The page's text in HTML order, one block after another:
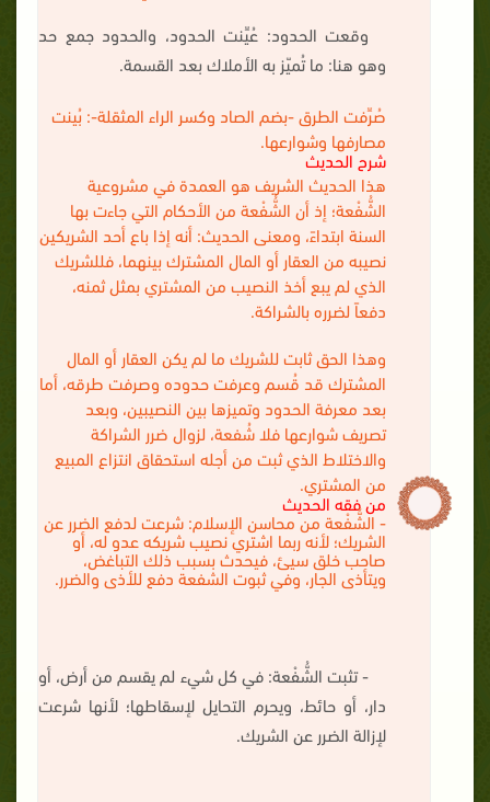
وقعت الحدود: عُيِّنت الحدود، والحدود جمع حد
وهو هنا: ما تُميّز به الأملاك بعد القسمة.
صُرِّفت الطرق -بضم الصاد وكسر الراء المثقلة-: بُينت
مصارفها وشوارعها.
شرح الحديث
هذا الحديث الشريف هو العمدة في مشروعية
الشُّفْعة؛ إذ أن الشُّفْعة من الأحكام التي جاءت بها
السنة ابتداءً، ومعنى الحديث: أنه إذا باع أحد الشريكين
نصيبه من العقار أو المال المشترك بينهما، فللشريك
الذي لم يبع أخذ النصيب من المشتري بمثل ثمنه،
دفعاً لضرره بالشراكة.
وهذا الحق ثابت للشريك ما لم يكن العقار أو المال
المشترك قد قُسم وعرفت حدوده وصرفت طرقه، أما
بعد معرفة الحدود وتميزها بين النصيبين، وبعد
تصريف شوارعها فلا شُفعة، لزوال ضرر الشراكة
والاختلاط الذي ثبت من أجله استحقاق انتزاع المبيع
من المشتري.
من فقه الحديث
- الشُّفْعة من محاسن الإسلام: شرعت لدفع الضرر عن
الشريك؛ لأنه ربما اشتري نصيب شريكه عدو له، أو
صاحب خلق سيئ، فيحدث بسبب ذلك التباغض،
ويتأذى الجار، وفي ثبوت الشفعة دفع للأذى والضرر.
- تثبت الشُّفْعة: في كل شيء لم يقسم من أرض، أو
دار، أو حائط، ويحرم التحايل لإسقاطها؛ لأنها شرعت
لإزالة الضرر عن الشريك.